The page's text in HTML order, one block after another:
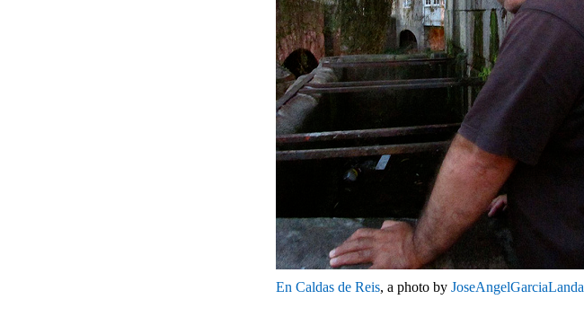
En Caldas de Reis, a photo by JoseAngelGarciaLanda